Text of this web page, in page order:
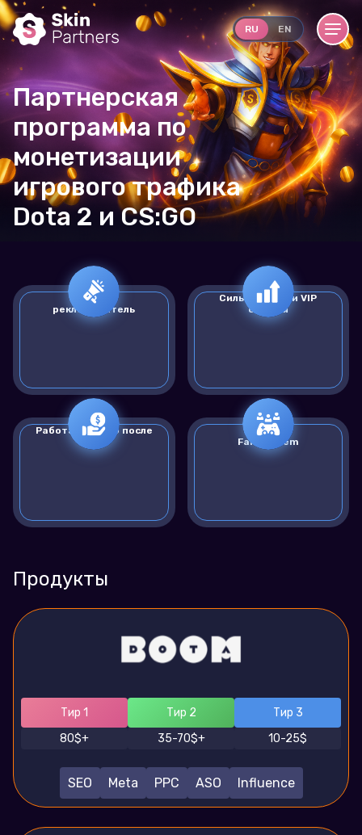
RU EN
Партнерская
программа по
монетизации
игрового трафика
Dota 2 и CS:GO
Прямой
рекламодатель
Сильный CRM и VIP
отделы
Работа по SEND после
Provably
Fair System
Продукты
Тир 1
80$+
Тир 2
35-70$+
Тир 3
10-25$
SEO Meta PPC ASO Influence